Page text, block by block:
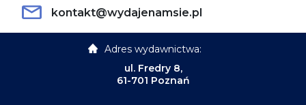
kontakt@wydajenamsie.pl
Adres wydawnictwa:
ul. Fredry 8,
61-701 Poznań